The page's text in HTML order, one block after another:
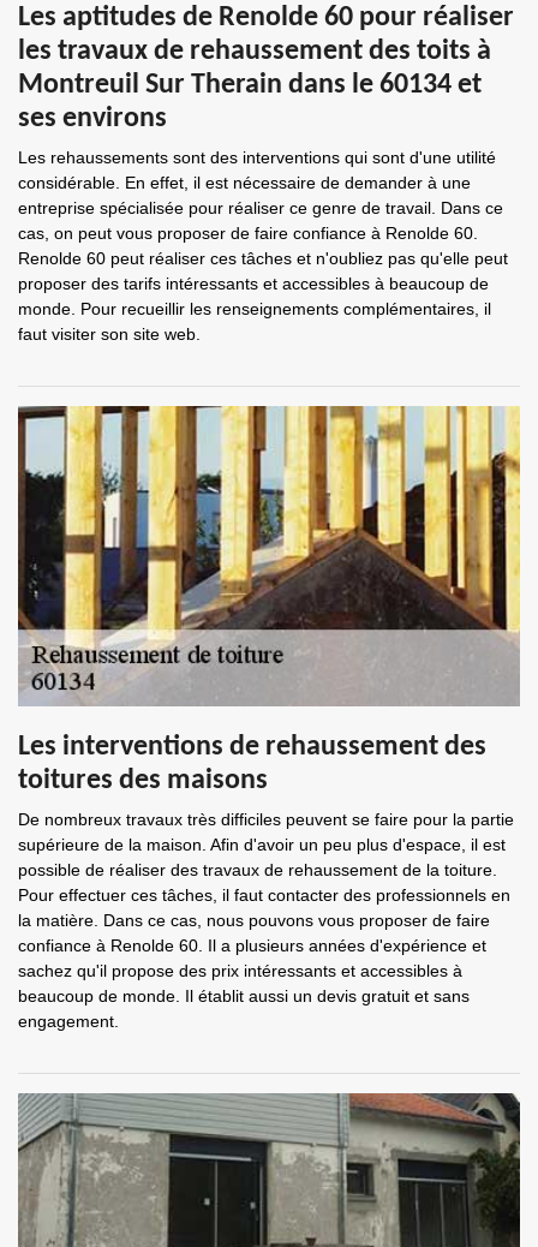
Les aptitudes de Renolde 60 pour réaliser
les travaux de rehaussement des toits à
Montreuil Sur Therain dans le 60134 et
ses environs
Les rehaussements sont des interventions qui sont d'une utilité
considérable. En effet, il est nécessaire de demander à une
entreprise spécialisée pour réaliser ce genre de travail. Dans ce
cas, on peut vous proposer de faire confiance à Renolde 60.
Renolde 60 peut réaliser ces tâches et n'oubliez pas qu'elle peut
proposer des tarifs intéressants et accessibles à beaucoup de
monde. Pour recueillir les renseignements complémentaires, il
faut visiter son site web.
Les interventions de rehaussement des
toitures des maisons
De nombreux travaux très difficiles peuvent se faire pour la partie
supérieure de la maison. Afin d'avoir un peu plus d'espace, il est
possible de réaliser des travaux de rehaussement de la toiture.
Pour effectuer ces tâches, il faut contacter des professionnels en
la matière. Dans ce cas, nous pouvons vous proposer de faire
confiance à Renolde 60. Il a plusieurs années d'expérience et
sachez qu'il propose des prix intéressants et accessibles à
beaucoup de monde. Il établit aussi un devis gratuit et sans
engagement.